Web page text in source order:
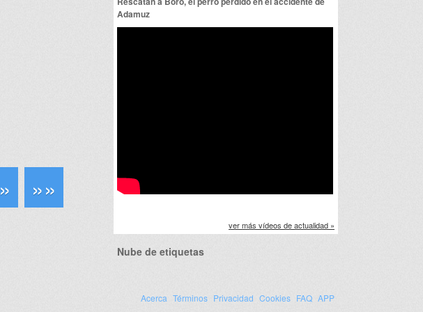
» »»
Adamuz
ver más vídeos de actualidad »
Nube de etiquetas
Acerca Términos Privacidad Cookies FAQ APP